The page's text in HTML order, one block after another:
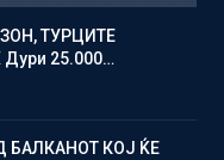
ТУРЦИТЕ
25.000…
БАЛКАНОТ КОЈ ЌЕ